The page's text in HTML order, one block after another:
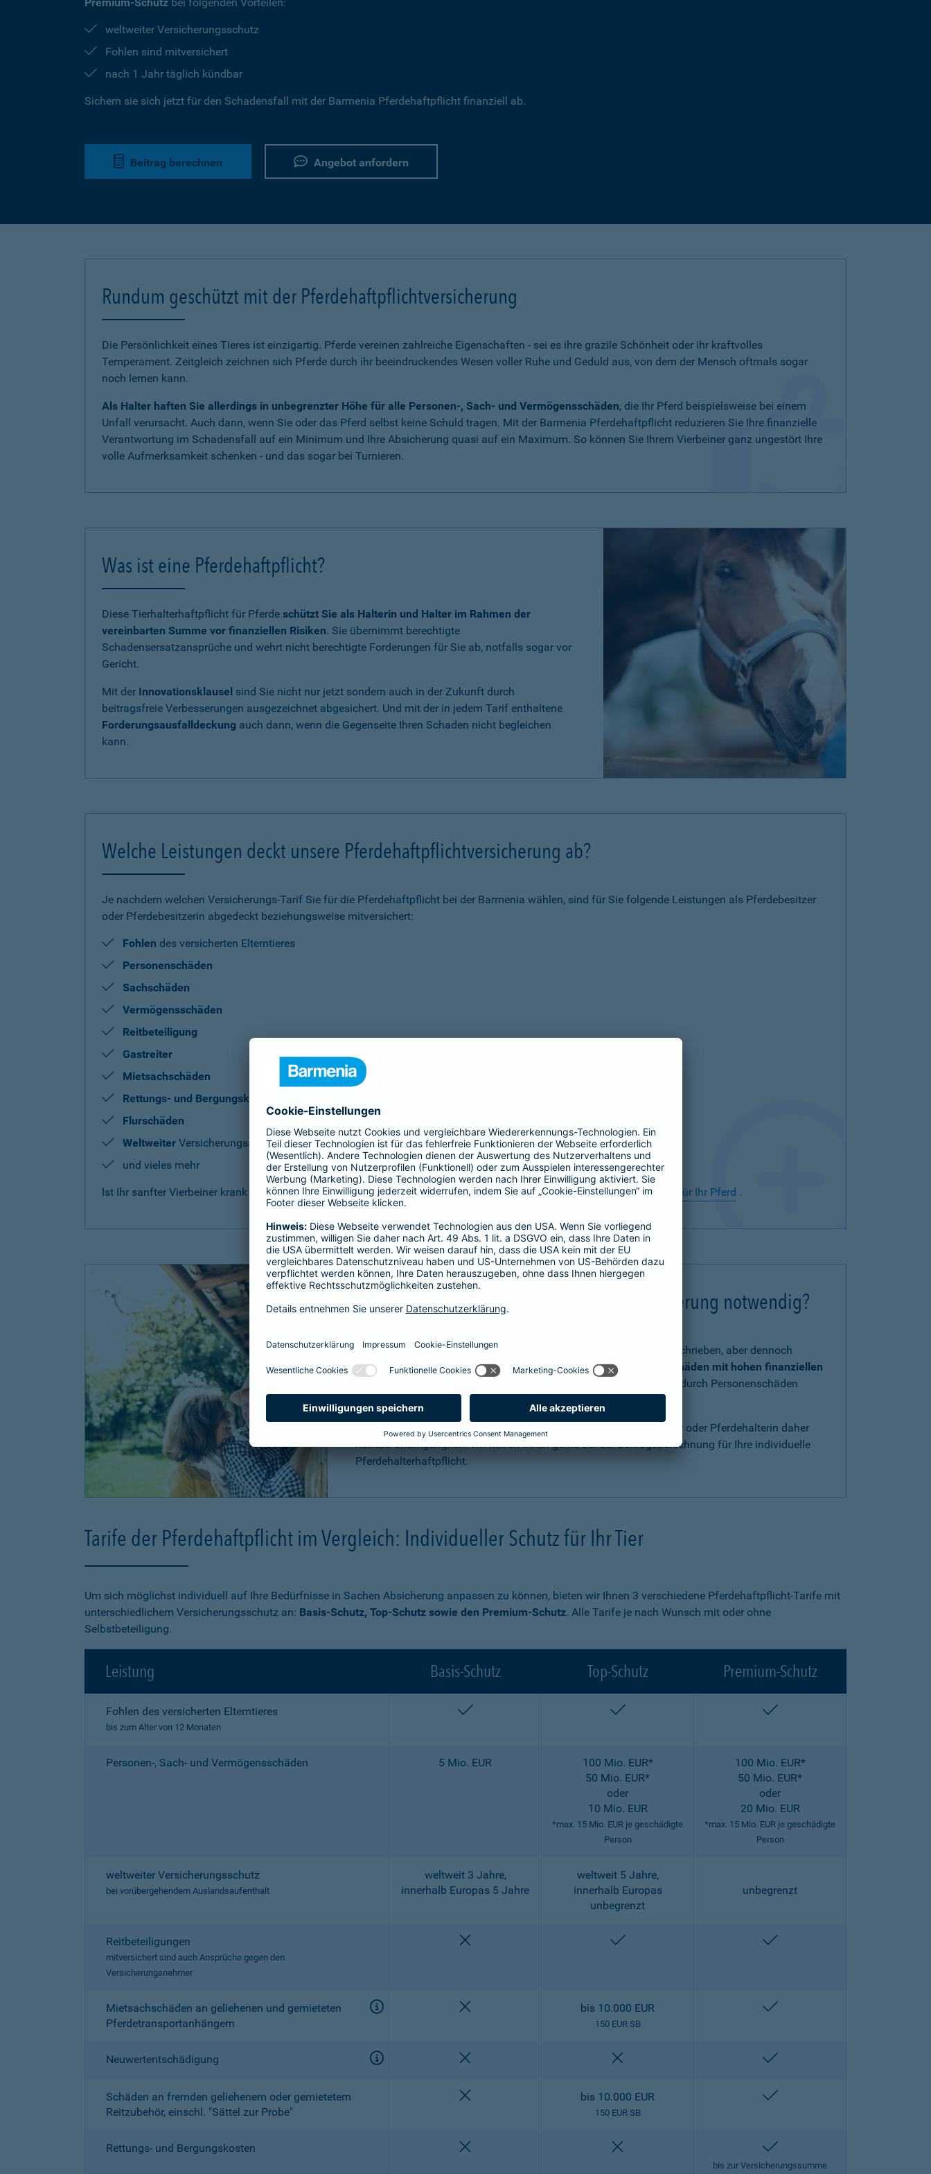
weltweiter Versicherungsschutz
Fohlen sind mitversichert
nach 1 Jahr täglich kündbar
Sichern sie sich jetzt für den Schadensfall mit der Barmenia Pferdehaftpflicht finanziell ab.
Beitrag berechnen Angebot anfordern
Rundum geschützt mit der Pferdehaftpflichtversicherung
Die Persönlichkeit eines Tieres ist einzigartig. Pferde vereinen zahlreiche Eigenschaften - sei es ihre grazile Schönheit oder ihr kraftvolles
Temperament. Zeitgleich zeichnen sich Pferde durch ihr beeindruckendes Wesen voller Ruhe und Geduld aus, von dem der Mensch oftmals sogar
noch lernen kann.
Als Halter haften Sie allerdings in unbegrenzter Höhe für alle Personen-, Sach- und Vermögensschäden, die Ihr Pferd beispielsweise bei einem
Unfall verursacht. Auch dann, wenn Sie oder das Pferd selbst keine Schuld tragen. Mit der Barmenia Pferdehaftpflicht reduzieren Sie Ihre finanzielle
Verantwortung im Schadensfall auf ein Minimum und Ihre Absicherung quasi auf ein Maximum. So können Sie Ihrem Vierbeiner ganz ungestört Ihre
volle Aufmerksamkeit schenken - und das sogar bei Turnieren.
Was ist eine Pferdehaftpflicht?
Diese Tierhalterhaftpflicht für Pferde schützt Sie als Halterin und Halter im Rahmen der
vereinbarten Summe vor finanziellen Risiken. Sie übernimmt berechtigte
Schadensersatzansprüche und wehrt nicht berechtigte Forderungen für Sie ab, notfalls sogar vor
Gericht.
Mit der Innovationsklausel sind Sie nicht nur jetzt sondern auch in der Zukunft durch
beitragsfreie Verbesserungen ausgezeichnet abgesichert. Und mit der in jedem Tarif enthaltene
Forderungsausfalldeckung auch dann, wenn die Gegenseite Ihren Schaden nicht begleichen
kann.
Welche Leistungen deckt unsere Pferdehaftpflichtversicherung ab?
Je nachdem welchen Versicherungs-Tarif Sie für die Pferdehaftpflicht bei der Barmenia wählen, sind für Sie folgende Leistungen als Pferdebesitzer
oder Pferdebesitzerin abgedeckt beziehungsweise mitversichert:
Fohlen des versicherten Elterntieres
Personenschäden
Sachschäden
Vermögensschäden
Reitbeteiligung
Gastreiter
Mietsachschäden
Rettungs- und Bergungskosten
Flurschäden
Weltweiter Versicherungsschutz
und vieles mehr
Ist Ihr sanfter Vierbeiner krank oder benötigt eine Operation? Zu unseren Leistungen gehört auch eineOP Versicherung für Ihr Pferd .
Für welche Pferde ist eine Haftpflichtversicherung notwendig?
Zwar ist eine Pferdehaftpflichtversicherung nicht gesetzlich vorgeschrieben, aber dennoch
äußerst sinnvoll. Pferde können aufgrund Ihrer Statur und Kraft
Schäden mit hohen finanziellen
verursachen. Schadenersatzansprüche, verursacht durch Personenschäden
Millionenhöhe
Eine Haftpflichtversicherung für Ihr Pferd ist für Sie als Pferdehalter oder Pferdehalterin daher
nahezu unumgänglich. Wir helfen Ihnen gerne bei der Beitragsberechnung für Ihre individuelle
Pferdehalterhaftpflicht.
Tarife der Pferdehaftpflicht im Vergleich: Individueller Schutz für Ihr Tier
Um sich möglichst individuell auf Ihre Bedürfnisse in Sachen Absicherung anpassen zu können, bieten wir Ihnen 3 verschiedene Pferdehaftpflicht-Tarife mit
unterschiedlichem Versicherungsschutz an: Basis-Schutz, Top-Schutz sowie den Premium-Schutz. Alle Tarife je nach Wunsch mit oder ohne
Selbstbeteiligung.
Leistung Basis-Schutz Top-Schutz Premium-Schutz
Fohlen des versicherten Elterntieres
bis zum Alter von 12 Monaten
enthalten enthalten enthalten
Personen-, Sach- und Vermögensschäden 5 Mio. EUR
100 Mio. EUR*
50 Mio. EUR*
oder
10 Mio. EUR
*max. 15 Mio. EUR je geschädigte
Person
100 Mio. EUR*
50 Mio. EUR*
oder
20 Mio. EUR
*max. 15 Mio. EUR je geschädigte
Person
weltweiter Versicherungsschutz
bei vorübergehendem Auslandsaufenthalt
weltweit 3 Jahre,
innerhalb Europas 5 Jahre
weltweit 5 Jahre,
innerhalb Europas
unbegrenzt
unbegrenzt
Reitbeteiligungen
mitversichert sind auch Ansprüche gegen den
Versicherungsnehmer
enthalten enthalten
Mietsachschäden an geliehenen und gemieteten
Pferdetransportanhängern
bis 10.000 EUR
150 EUR SB
enthalten
Neuwertentschädigung enthalten
Schäden an fremden geliehenem oder gemietetem
Reitzubehör, einschl. "Sättel zur Probe"
bis 10.000 EUR
150 EUR SB
enthalten
Rettungs- und Bergungskosten enthalten
bis zur Versicherungssumme